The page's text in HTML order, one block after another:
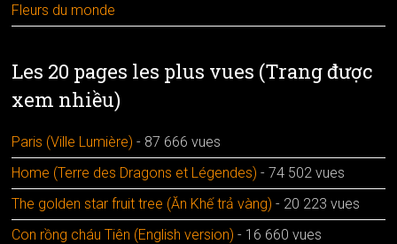
Fleurs du monde
Les 20 pages les plus vues (Trang được
xem nhiều)
Paris (Ville Lumière) - 87 666 vues
Home (Terre des Dragons et Légendes) - 74 502 vues
The golden star fruit tree (Ăn Khế trả vàng) - 20 223 vues
Con rồng cháu Tiên (English version) - 16 660 vues